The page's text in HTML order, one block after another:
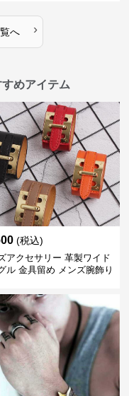
へ ›
めアイテム
(税込)
アクセサリー 革製ワイド
ル 金具留め メンズ腕飾り